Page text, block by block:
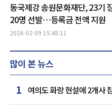
동국제강 송원문화재단, 23기
20명 선발…등록금 전액 지원
2026-02-09 15:48:11
많이 본 뉴스
1 여의도 화랑 현설에 2개사
거점 확보하나